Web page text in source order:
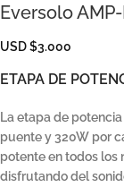
Eversolo
USD $3.000
ETAPA DE
La etapa de
puente y 320W por
potente en todos los
disfrutando del